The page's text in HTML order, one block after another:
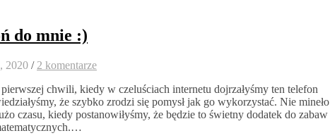
do mnie :)
2020 / 2 komentarze
chwili, kiedy w czeluściach internetu dojrzałyśmy ten telefon
że szybko zrodzi się pomysł jak go wykorzystać. Nie mineło
czasu, kiedy postanowiłyśmy, że będzie to świetny dodatek do zabaw